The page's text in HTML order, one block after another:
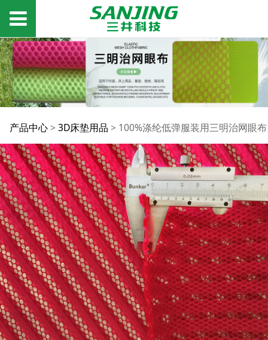
100%涤纶低弹服装用三
明治网眼布
产品中心> 3D床垫用品 > 100%涤纶低弹服装用三明治网眼布